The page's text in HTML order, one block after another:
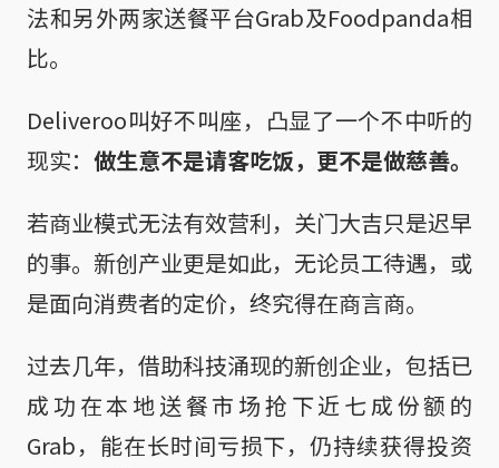
法和另外两家送餐平台Grab及Foodpanda相
比。
Deliveroo叫好不叫座，凸显了一个不中听的
现实： 做生意不是请客吃饭，更不是做慈善。
若商业模式无法有效营利，关门大吉只是迟早
的事。新创产业更是如此，无论员工待遇，或
是面向消费者的定价，终究得在商言商。
过去几年，借助科技涌现的新创企业，包括已
成功在本地送餐市场抢下近七成份额的
Grab，能在长时间亏损下，仍持续获得投资